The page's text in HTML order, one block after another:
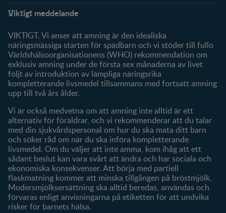
FAQ
Om oss
Fråga våra experter
Klubbförmåner
Mitt konto
Produkter
Våra varumärken
Viktigt meddelande
VIKTIGT. Vi anser att amning är den idealiska
näringsmässiga starten för spädbarn och vi stöder till fullo
Världshälsoorganisationens (WHO) rekommendation om
exklusiv amning under de första sex månaderna av livet
följt av introduktion av lämpliga näringsrika
kompletterande livsmedel tillsammans med fortsatt amning
upp till två års ålder.
Vi är också medvetna om att amning inte alltid är ett
alternativ för föräldrar, och vi rekommenderar att du talar
med din sjukvårdspersonal om hur du ska mata ditt barn
och söker råd om när du ska införa kompletterande
livsmedel. Om du väljer att inte amma, kom ihåg att ett
sådant beslut kan vara svårt att ändra och har sociala och
ekonomiska konsekvenser. Att börja med partiell
flaskmatning kommer att minska tillgången på bröstmjölk.
Modersmjölksersättning ska alltid beredas, användas och
förvaras enligt anvisningarna på etiketten för att undvika
risker för barnets hälsa.